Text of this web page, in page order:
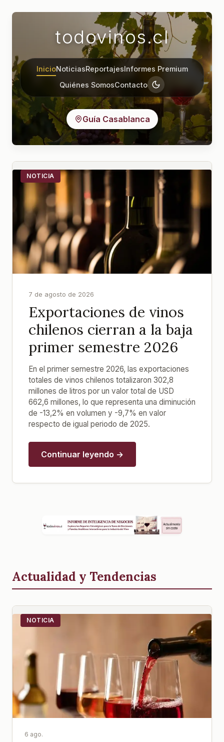
todovinos.cl
InicioNoticiasReportajesInformes Premium
Quiénes SomosContacto
Guía Casablanca
NOTICIA
7 de agosto de 2026
Exportaciones de vinos
chilenos cierran a la baja
primer semestre 2026
En el primer semestre 2026, las exportaciones
totales de vinos chilenos totalizaron 302,8
millones de litros por un valor total de USD
662,6 millones, lo que representa una diminución
de -13,2% en volumen y -9,7% en valor
respecto de igual periodo de 2025.
Continuar leyendo →
Actualidad y Tendencias
NOTICIA
6 ago.